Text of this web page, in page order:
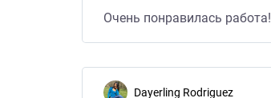
Очень понравилась работа!
Dayerling Rodriguez